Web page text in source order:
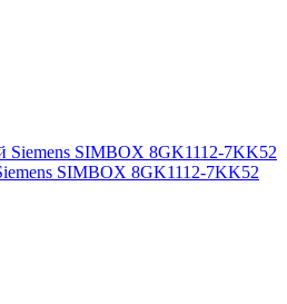
SIMBOX 8GK1112-7KK52